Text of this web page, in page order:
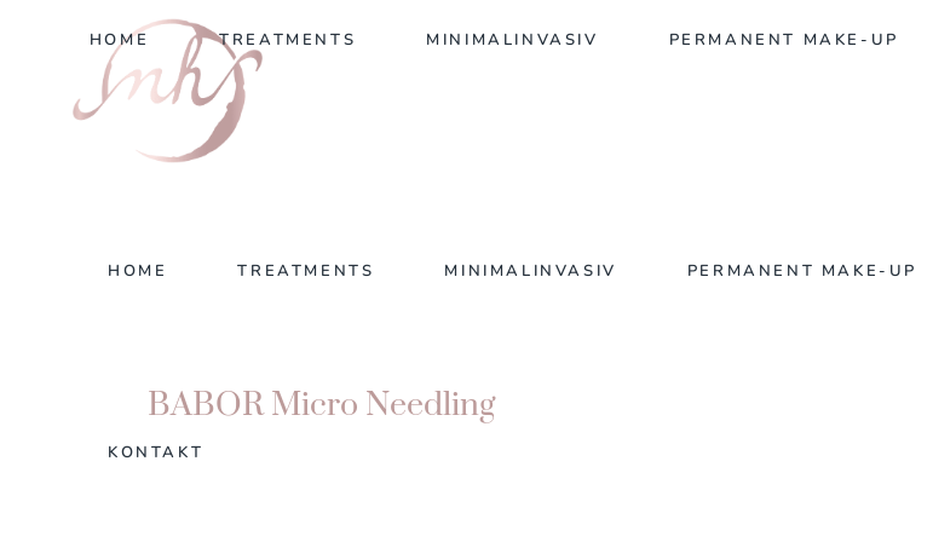
HOME TREATMENTS MINIMALINVASIV PERMANENT MAKE-UP
KONTAKT
HOME TREATMENTS MINIMALINVASIV PERMANENT MAKE-UP
BABOR Micro Needling